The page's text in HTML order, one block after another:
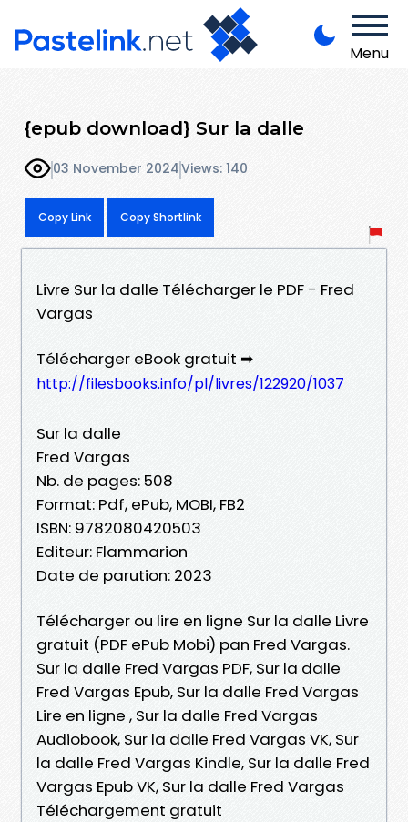
Menu
{epub download} Sur la dalle
03 November 2024Views: 140
Copy Link Copy Shortlink
Livre Sur la dalle Télécharger le PDF - Fred
Vargas
Télécharger eBook gratuit ➡
http://filesbooks.info/pl/livres/122920/1037
Sur la dalle
Fred Vargas
Nb. de pages: 508
Format: Pdf, ePub, MOBI, FB2
ISBN: 9782080420503
Editeur: Flammarion
Date de parution: 2023
Télécharger ou lire en ligne Sur la dalle Livre
gratuit (PDF ePub Mobi) pan Fred Vargas.
Sur la dalle Fred Vargas PDF, Sur la dalle
Fred Vargas Epub, Sur la dalle Fred Vargas
Lire en ligne , Sur la dalle Fred Vargas
Audiobook, Sur la dalle Fred Vargas VK, Sur
la dalle Fred Vargas Kindle, Sur la dalle Fred
Vargas Epub VK, Sur la dalle Fred Vargas
Téléchargement gratuit